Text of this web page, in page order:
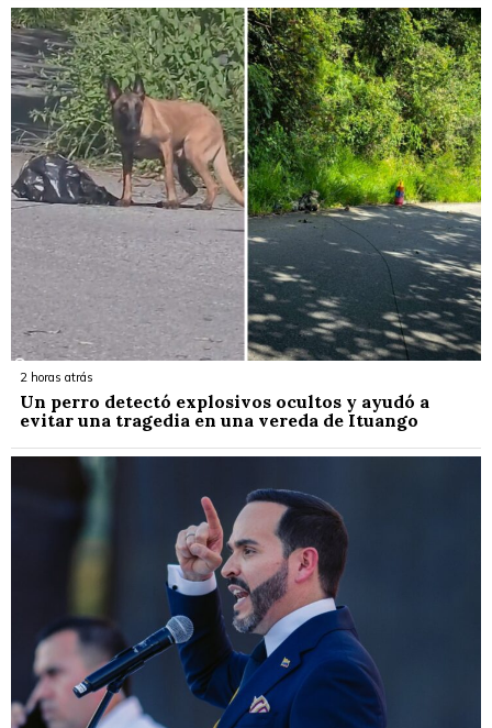
2 horas atrás
Un perro detectó explosivos ocultos y ayudó a
evitar una tragedia en una vereda de Ituango